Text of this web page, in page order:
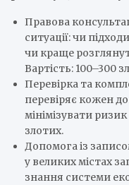
Правова
ситуації: чи
чи краще
Вартість: 100–300
Перевірка та
перевіряє кожен
мінімізувати
злотих.
Допомога із
у великих містах
знання системи